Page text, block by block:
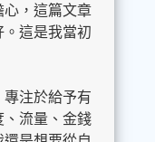
，這篇文章
這是我當初
注於給予有
流量、金錢